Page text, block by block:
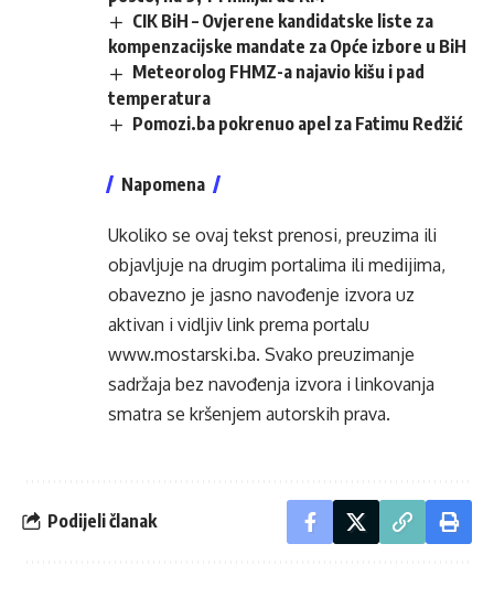
CIK BiH – Ovjerene kandidatske liste za
kompenzacijske mandate za Opće izbore u BiH
Meteorolog FHMZ-a najavio kišu i pad
temperatura
Pomozi.ba pokrenuo apel za Fatimu Redžić
Napomena
Ukoliko se ovaj tekst prenosi, preuzima ili
objavljuje na drugim portalima ili medijima,
obavezno je jasno navođenje izvora uz
aktivan i vidljiv link prema portalu
www.mostarski.ba. Svako preuzimanje
sadržaja bez navođenja izvora i linkovanja
smatra se kršenjem autorskih prava.
Podijeli članak